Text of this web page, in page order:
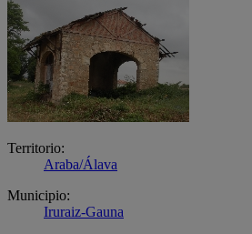
Territorio:
Araba/Álava
Municipio:
Iruraiz-Gauna